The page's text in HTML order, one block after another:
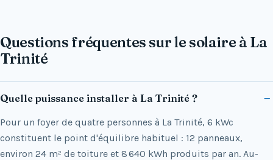
Questions fréquentes sur le solaire à La
Trinité
Quelle puissance installer à La Trinité ?
Pour un foyer de quatre personnes à La Trinité, 6 kWc
constituent le point d'équilibre habituel : 12 panneaux,
environ 24 m² de toiture et 8 640 kWh produits par an. Au-